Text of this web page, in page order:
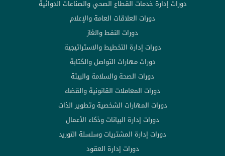
دورات إدارة خدمات القطاع الصحي والصناعات الدوائية
دورات العلاقات العامة والإعلام
دورات النفط والغاز
دورات إدارة التخطيط والاستراتيجية
دورات مهارات التواصل والكتابة
دورات الصحة والسلامة والبيئة
دورات المعاملات القانونية والقضاء
دورات المهارات الشخصية وتطوير الذات
دورات إدارة البيانات وذكاء الأعمال
دورات إدارة المشتريات وسلسلة التوريد
دورات إدارة العقود